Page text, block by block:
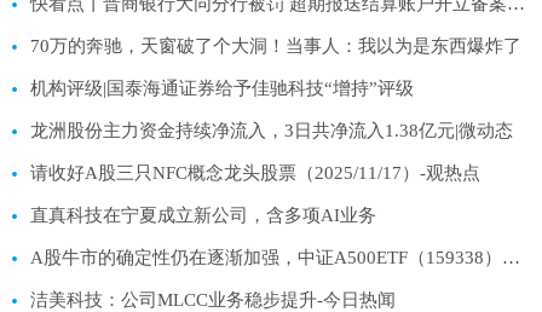
70万的奔驰，天窗破了个大洞！当事人：我以为是东西爆炸了
机构评级|国泰海通证券给予佳驰科技“增持”评级
龙洲股份主力资金持续净流入，3日共净流入1.38亿元|微动态
请收好A股三只NFC概念龙头股票（2025/11/17）-观热点
直真科技在宁夏成立新公司，含多项AI业务
A股牛市的确定性仍在逐渐加强，中证A500ETF（159338）净流入近3000万份-速看料
洁美科技：公司MLCC业务稳步提升-今日热闻